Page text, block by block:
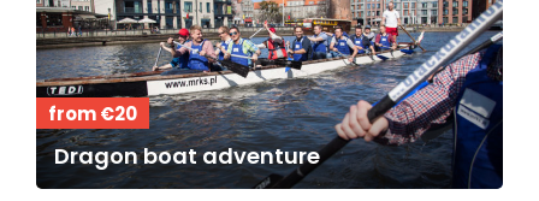
from €20
Dragon boat adventure